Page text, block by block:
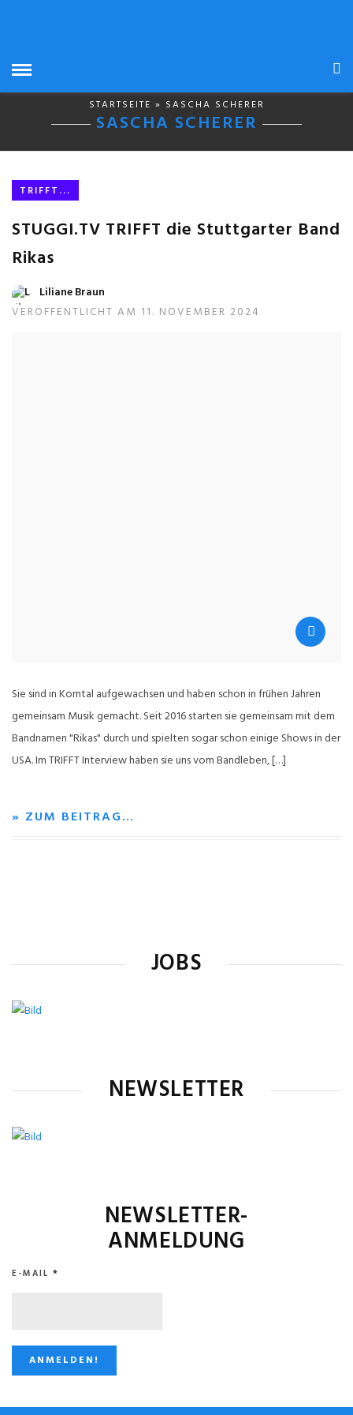
STARTSEITE » SASCHA SCHERER
SASCHA SCHERER
TRIFFT...
STUGGI.TV TRIFFT die Stuttgarter Band
Rikas
Liliane Braun
VERÖFFENTLICHT AM 11. NOVEMBER 2024
Sie sind in Korntal aufgewachsen und haben schon in frühen Jahren
gemeinsam Musik gemacht. Seit 2016 starten sie gemeinsam mit dem
Bandnamen "Rikas" durch und spielten sogar schon einige Shows in der
USA. Im TRIFFT Interview haben sie uns vom Bandleben, […]
» ZUM BEITRAG…
JOBS
NEWSLETTER
NEWSLETTER-
ANMELDUNG
E-MAIL *